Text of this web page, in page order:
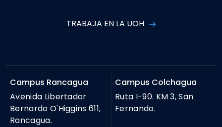
TRABAJA EN LA UOH
Campus Rancagua
Avenida Libertador
Bernardo O'Higgins 611,
Rancagua.
Campus Colchagua
Ruta I-90. KM 3, San
Fernando.